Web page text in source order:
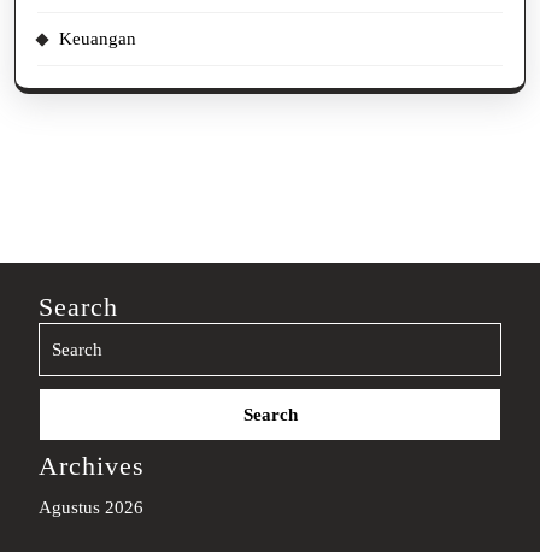
Keuangan
Search
Search
Archives
Agustus 2026